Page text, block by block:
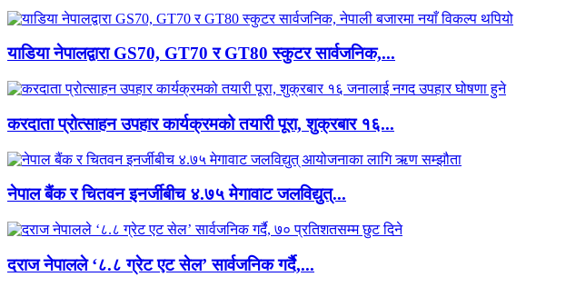
याडिया नेपालद्वारा GS70, GT70 र GT80 स्कुटर सार्वजनिक,...
करदाता प्रोत्साहन उपहार कार्यक्रमको तयारी पूरा, शुक्रबार १६...
नेपाल बैंक र चितवन इनर्जीबीच ४.७५ मेगावाट जलविद्युत्...
दराज नेपालले ‘८.८ ग्रेट एट सेल’ सार्वजनिक गर्दै,...